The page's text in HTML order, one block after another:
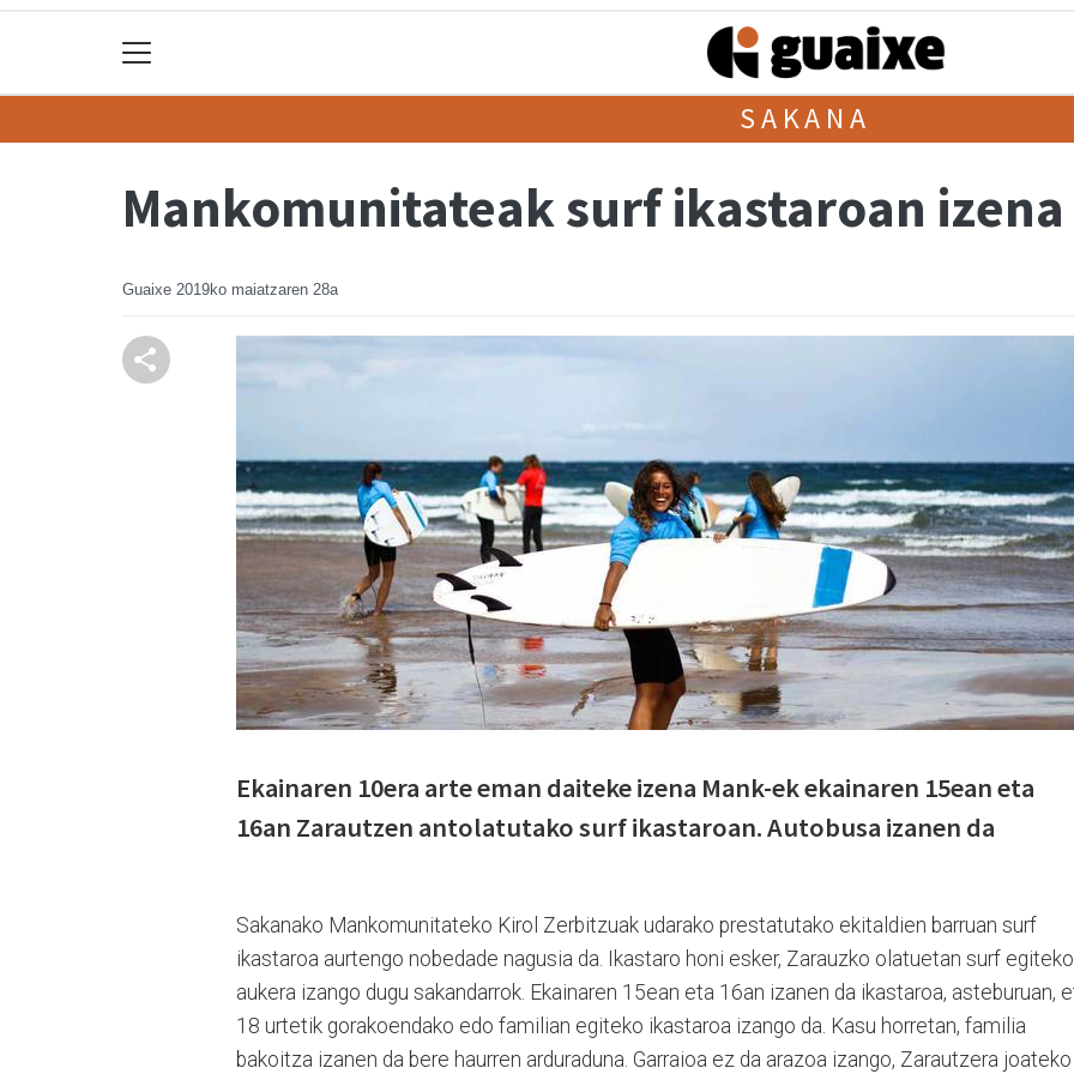
SAKANA
Mankomunitateak surf ikastaroan
Guaixe 2019ko maiatzaren 28a
Ekainaren 10era arte eman daiteke izena Mank-ek ekainaren 15ean eta
16an Zarautzen antolatutako surf ikastaroan. Autobusa izanen da
Sakanako Mankomunitateko Kirol Zerbitzuak udarako prestatutako ekitaldien barruan surf
ikastaroa aurtengo nobedade nagusia da. Ikastaro honi esker, Zarauzko olatuetan surf egiteko
aukera izango dugu sakandarrok. Ekainaren 15ean eta 16an izanen da ikastaroa, asteburuan,
18 urtetik gorakoendako edo familian egiteko ikastaroa izango da. Kasu horretan, familia
bakoitza izanen da bere haurren arduraduna. Garraioa ez da arazoa izango, Zarautzera joateko